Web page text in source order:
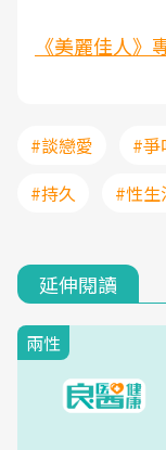
《美麗佳人》
#談戀愛 #爭
#持久
#性生
延伸閱讀
兩性